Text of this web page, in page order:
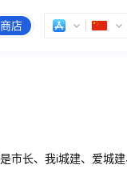
商店
长、我i城建、爱城